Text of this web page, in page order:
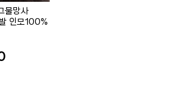
물망사
인모100%